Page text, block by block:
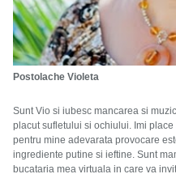
Postolache Violeta
Sunt Vio si iubesc mancarea si
placut sufletului si ochiului. Imi
pentru mine adevarata provocare
ingrediente putine si ieftine. Sunt
bucataria mea virtuala in care va